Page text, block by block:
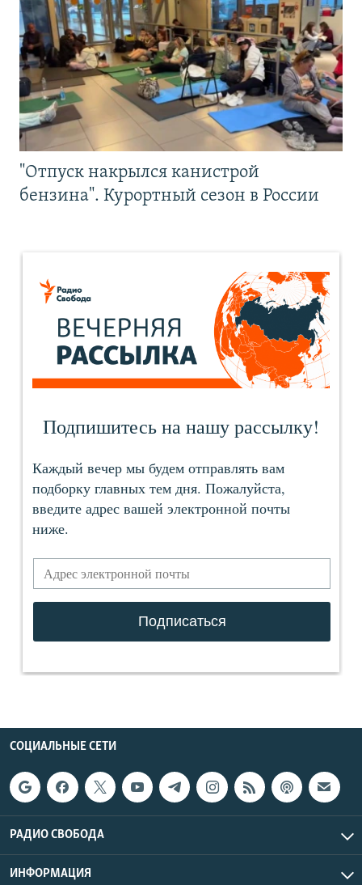
"Отпуск накрылся канистрой
бензина". Курортный сезон в России
СОЦИАЛЬНЫЕ СЕТИ
РАДИО СВОБОДА
ИНФОРМАЦИЯ